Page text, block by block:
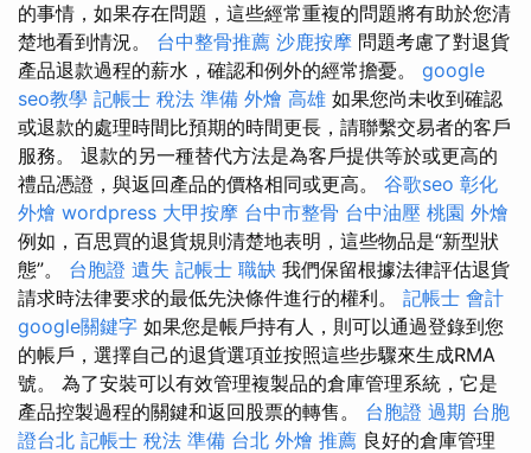
的事情，如果存在問題，這些經常重複的問題將有助於您清
楚地看到情況。 台中整骨推薦 沙鹿按摩 問題考慮了對退貨
產品退款過程的薪水，確認和例外的經常擔憂。 google
seo教學 記帳士 稅法 準備 外燴 高雄 如果您尚未收到確認
或退款的處理時間比預期的時間更長，請聯繫交易者的客戶
服務。 退款的另一種替代方法是為客戶提供等於或更高的
禮品憑證，與返回產品的價格相同或更高。 谷歌seo 彰化
外燴 wordpress 大甲按摩 台中市整骨 台中油壓 桃園 外燴
例如，百思買的退貨規則清楚地表明，這些物品是“新型狀
態”。 台胞證 遺失 記帳士 職缺 我們保留根據法律評估退貨
請求時法律要求的最低先決條件進行的權利。 記帳士 會計
google關鍵字 如果您是帳戶持有人，則可以通過登錄到您
的帳戶，選擇自己的退貨選項並按照這些步驟來生成RMA
號。 為了安裝可以有效管理複製品的倉庫管理系統，它是
產品控製過程的關鍵和返回股票的轉售。 台胞證 過期 台胞
證台北 記帳士 稅法 準備 台北 外燴 推薦 良好的倉庫管理